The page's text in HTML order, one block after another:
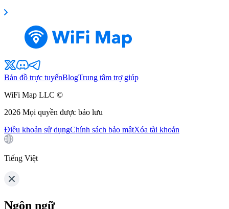
Bản đồ trực tuyếnBlogTrung tâm trợ giúp
WiFi Map LLC ©
2026 Mọi quyền được bảo lưu
Điều khoản sử dụngChính sách bảo mậtXóa tài khoản
Tiếng Việt
Ngôn ngữ